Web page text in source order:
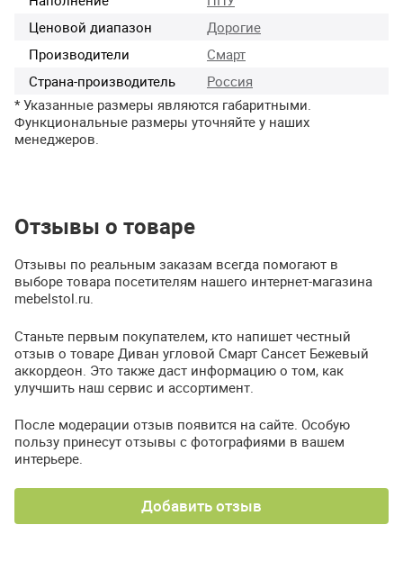
Ценовой диапазон
Дорогие
Производители
Смарт
Страна-производитель
Россия
* Указанные размеры являются габаритными.
Функциональные размеры уточняйте у наших
менеджеров.
Отзывы о товаре
Отзывы по реальным заказам всегда помогают в
выборе товара посетителям нашего интернет-магазина
mebelstol.ru.
Станьте первым покупателем, кто напишет честный
отзыв о товаре Диван угловой Смарт Сансет Бежевый
аккордеон. Это также даст информацию о том, как
улучшить наш сервис и ассортимент.
После модерации отзыв появится на сайте. Особую
пользу принесут отзывы с фотографиями в вашем
интерьере.
Добавить отзыв